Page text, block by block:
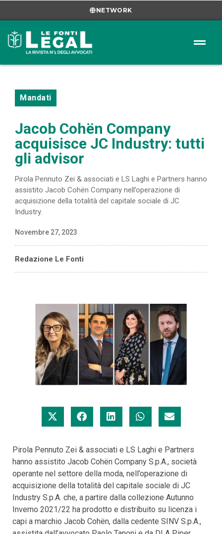
NETWORK
Mandati
Jacob Cohën Company
acquisisce JC Industry: tutti
gli advisor
Pirola Pennuto Zei & associati e LS Laghi e Partners hanno
assistito Jacob Cohën Company nell’operazione di
acquisizione della totalità del capitale sociale di JC
Industry.
Novembre 27, 2023
Redazione Le Fonti
Pirola Pennuto Zei & associati e LS Laghi e Partners
hanno assistito Jacob Cohën Company S.p.A., società
operante nel settore della moda, nell’operazione di
acquisizione della totalità del capitale sociale di JC
Industry S.p.A. che, a partire dalla collezione Autunno
Inverno 2021/22 ha prodotto e distribuito su licenza i
capi a marchio Jacob Cohën, dalla cedente SINV S.p.A.,